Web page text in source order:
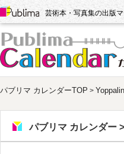
Publima
芸術本・写真集の出版
パブリマ カレンダーTOP >
パブリマ カレンダー